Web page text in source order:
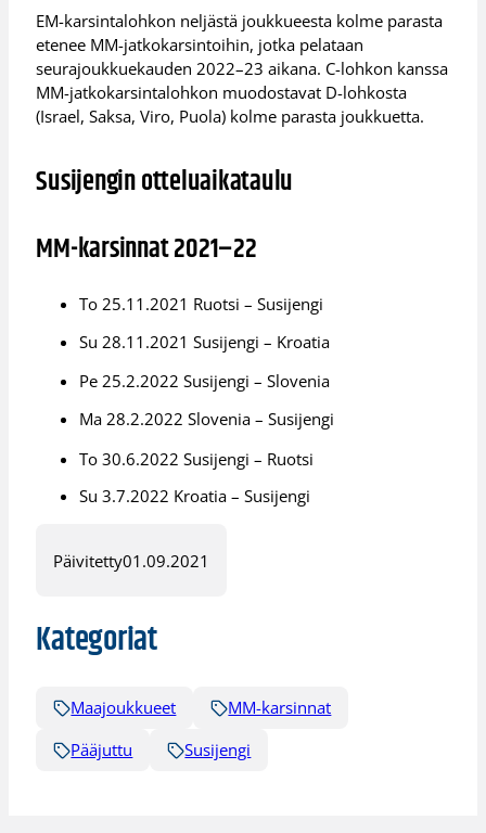
EM-karsintalohkon neljästä joukkueesta kolme parasta
etenee MM-jatkokarsintoihin, jotka pelataan
seurajoukkuekauden 2022–23 aikana. C-lohkon kanssa
MM-jatkokarsintalohkon muodostavat D-lohkosta
(Israel, Saksa, Viro, Puola) kolme parasta joukkuetta.
Susijengin otteluaikataulu
MM-karsinnat 2021–22
To 25.11.2021 Ruotsi – Susijengi
Su 28.11.2021 Susijengi – Kroatia
Pe 25.2.2022 Susijengi – Slovenia
Ma 28.2.2022 Slovenia – Susijengi
To 30.6.2022 Susijengi – Ruotsi
Su 3.7.2022 Kroatia – Susijengi
Päivitetty01.09.2021
Kategoriat
Maajoukkueet
MM-karsinnat
Pääjuttu
Susijengi